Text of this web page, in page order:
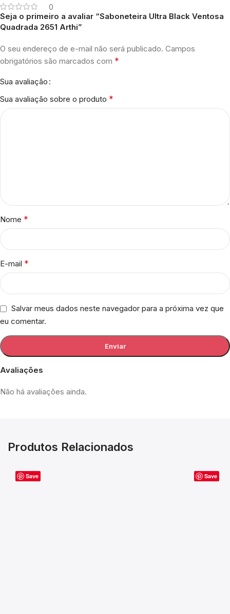
0
Avaliações
Não há avaliações ainda.
Seja o primeiro a avaliar “Saboneteira Ultra Black Ventosa
Quadrada 2651 Arthi”
O seu endereço de e-mail não será publicado. Campos
obrigatórios são marcados com *
Sua avaliação
Sua avaliação sobre o produto *
Nome *
E-mail *
Salvar meus dados neste navegador para a próxima vez que
eu comentar.
Produtos Relacionados
Save Save